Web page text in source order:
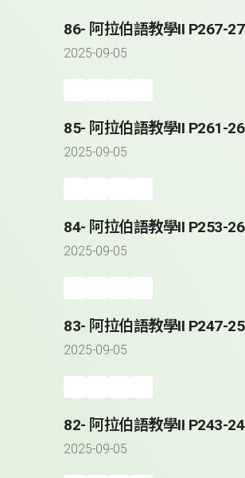
86- 阿拉伯語教學II P267-
2025-09-05
85- 阿拉伯語教學II P261-
2025-09-05
84- 阿拉伯語教學II P253-
2025-09-05
83- 阿拉伯語教學II P247-
2025-09-05
82- 阿拉伯語教學II P243-
2025-09-05